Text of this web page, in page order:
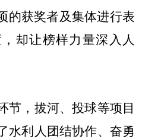
的获奖者及集体进行表
却让榜样力量深入人
节，拔河、投球等项目
水利人团结协作、奋勇